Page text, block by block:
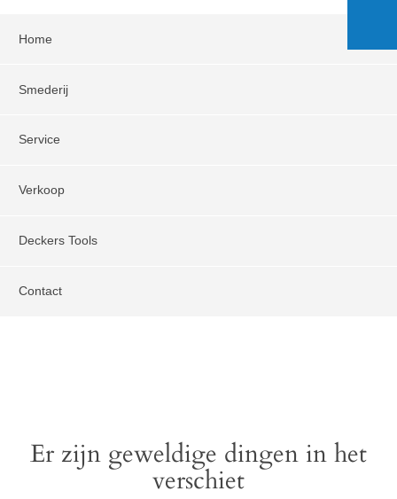
Home
Smederij
Service
Verkoop
Deckers Tools
Contact
Er zijn geweldige dingen in het
verschiet